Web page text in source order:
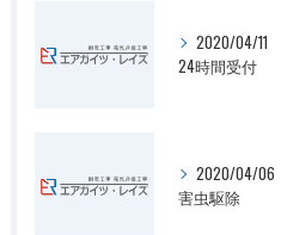
2020/04/11
24時間受付
2020/04/06
害虫駆除